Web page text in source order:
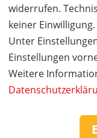
widerrufen.
keiner Einwilligung.
Unter
Einstellungen
Weitere
Tel.:
»